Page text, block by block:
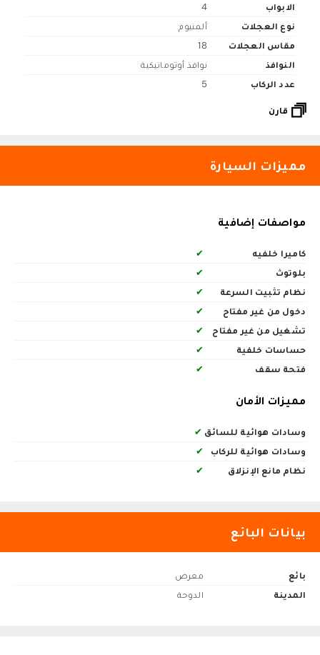
الابواب
4
نوع العجلات
ألمنيوم
مقاس العجلات
18
النوافذ
نوافذ أوتوماتيكية
عدد الركاب
5
قارن
مميزات السيارة
مواصفات إضافية
كاميرا خلفيه
✔
بلوتوث
✔
نظام تثبيت السرعة
✔
دخول من غير مفتاح
✔
تشغيل من غير مفتاح
✔
حساسات خلفية
✔
فتحة سقف
✔
مميزات الأمان
وسادات هوائية للسائق ✔
وسادات هوائية للركاب
✔
نظام مانع الإنزلاق
✔
بيانات البائع
بائع
معرض
المدينة
الدوحة